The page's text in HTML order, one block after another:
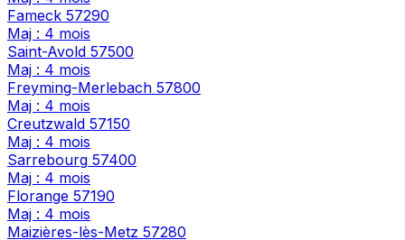
Fameck 57290
Maj : 4 mois
Saint-Avold 57500
Maj : 4 mois
Freyming-Merlebach 57800
Maj : 4 mois
Creutzwald 57150
Maj : 4 mois
Sarrebourg 57400
Maj : 4 mois
Florange 57190
Maj : 4 mois
Maizières-lès-Metz 57280